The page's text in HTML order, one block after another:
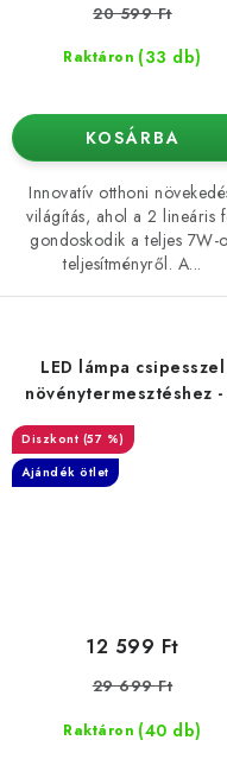
Raktáron (33 db)
20 599 Ft
KOSÁRBA
Innovatív otthoni
világítás, ahol a 2 lineáris
gondoskodik a teljes 7W-
teljesítményről. A...
LED lámpa csipesszel
növénytermesztéshez
kar
(57 %)
Ajándék ötlet
Raktáron (40 db)
12 599 Ft
29 699 Ft